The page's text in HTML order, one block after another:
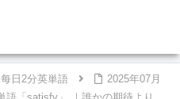
每日2分英単語
2025年07月